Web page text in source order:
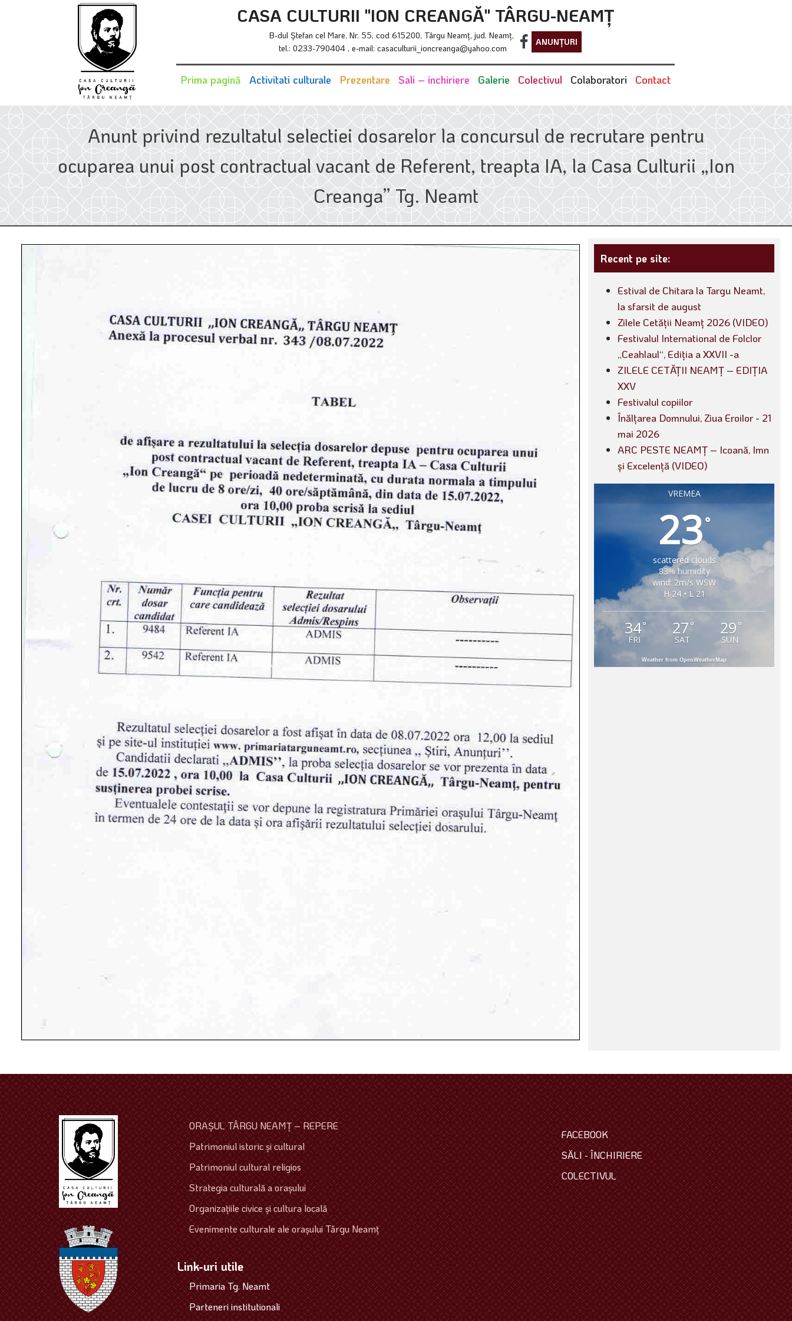
CASA CULTURII "ION CREANGĂ" TÂRGU-NEAMȚ
B-dul Ştefan cel Mare, Nr. 55, cod 615200, Târgu Neamţ, jud. Neamţ,
tel.: 0233-790404 , e-mail: casaculturii_ioncreanga@yahoo.com
ANUNȚURI
Prima pagină Activitati culturale Prezentare Sali – inchiriere Galerie Colectivul Colaboratori Contact
Anunt privind rezultatul selectiei dosarelor la concursul de recrutare pentru
ocuparea unui post contractual vacant de Referent, treapta IA, la Casa Culturii „Ion
Creanga” Tg. Neamt
Recent pe site:
Estival de Chitara la Targu Neamt,
la sfarsit de august
Zilele Cetății Neamț 2026 (VIDEO)
Festivalul International de Folclor
„Ceahlaul“, Ediția a XXVII -a
ZILELE CETĂȚII NEAMȚ – EDIȚIA
XXV
Festivalul copiilor
Înălțarea Domnului, Ziua Eroilor - 21
mai 2026
ARC PESTE NEAMȚ – Icoană, Imn
și Excelență (VIDEO)
VREMEA
23°
scattered clouds
83% humidity
wind: 2m/s WSW
H 24 • L 21
34°
FRI
27 °
SAT
29 °
SUN
Weather from OpenWeatherMap
ORAŞUL TÂRGU NEAMŢ – REPERE
Patrimoniul istoric şi cultural
Patrimoniul cultural religios
Strategia culturală a oraşului
Organizaţiile civice şi cultura locală
Evenimente culturale ale oraşului Târgu Neamţ
Link-uri utile
Primaria Tg. Neamt
Parteneri institutionali
FACEBOOK
SĂLI - ÎNCHIRIERE
COLECTIVUL